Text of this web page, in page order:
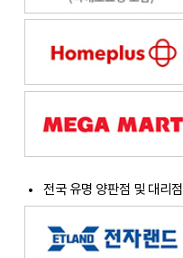
전국 유명 양판점 및 대리점